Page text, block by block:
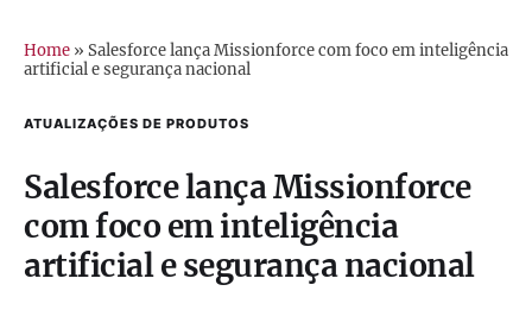
Home » Salesforce lança Missionforce com foco em inteligência
artificial e segurança nacional
ATUALIZAÇÕES DE PRODUTOS
Salesforce lança Missionforce
com foco em inteligência
artificial e segurança nacional